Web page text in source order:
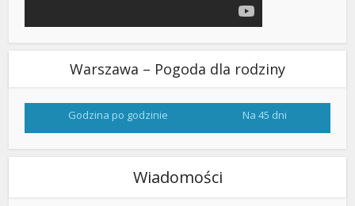
Warszawa – Pogoda dla rodziny
Godzina po godzinie Na 45 dni
Wiadomości